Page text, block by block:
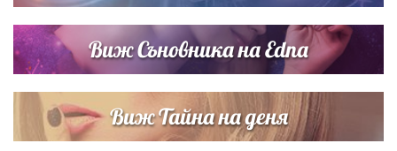
Виж Съновника на Edna
Виж Тайна на деня